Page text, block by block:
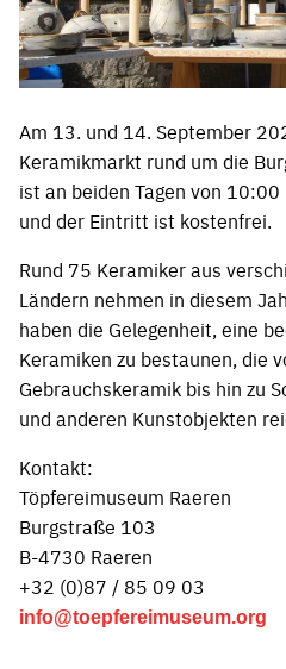
Am 13. und 14. September
Keramikmarkt rund um die
ist an beiden Tagen von
und der Eintritt ist kostenfrei.
Rund 75 Keramiker aus
Ländern nehmen in diesem
haben die Gelegenheit, eine
Keramiken zu bestaunen, die
Gebrauchskeramik bis hin zu
und anderen Kunstobjekten
Kontakt:
Töpfereimuseum Raeren
Burgstraße 103
B-4730 Raeren
+32 (0)87 / 85 09 03
info@toepfereimuseum.org